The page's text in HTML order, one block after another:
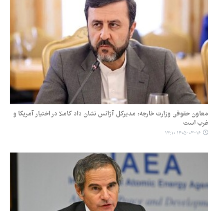
معاون حقوقی وزارت خارجه: مدیرکل آژانس نشان داد کاملا در اختیار آمریکا و
غرب است
۱۴۰۵-۰۳-۱۶ ۱۳:۱۰